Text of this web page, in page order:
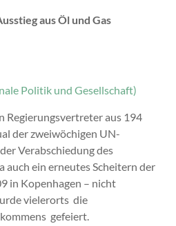
aus Öl und Gas
Politik und Gesellschaft)
Regierungsvertreter aus 194
der zweiwöchigen UN-
Verabschiedung des
auch ein erneutes Scheitern der
in Kopenhagen – nicht
vielerorts die
gefeiert.